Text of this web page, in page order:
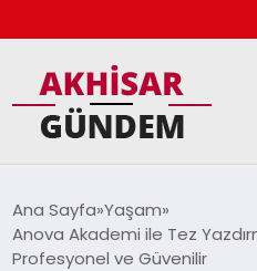
DÜNYA
Ana Sayfa Yaşam
Anova Akademi ile Tez
Profesyonel ve Güvenilir